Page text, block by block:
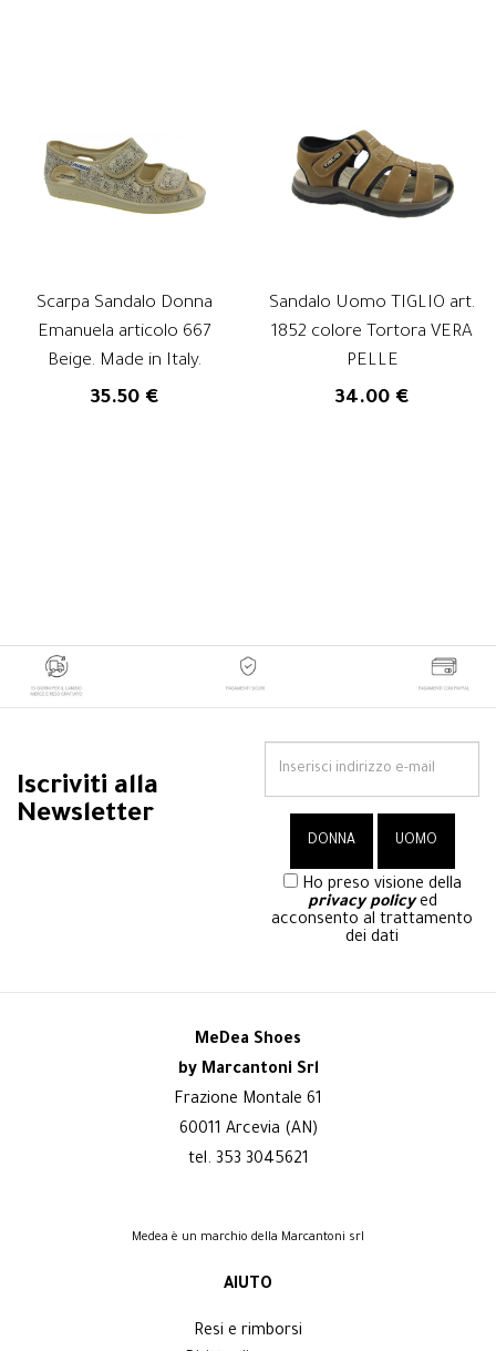
Scarpa Sandalo Donna
Emanuela articolo 667
Beige. Made in Italy.
35.50 €
Sandalo Uomo TIGLIO art.
1852 colore Tortora VERA
PELLE
34.00 €
Iscriviti alla
Newsletter
Ho preso visione della
privacy policyed
acconsento al trattamento
dei dati
MeDea Shoes
by Marcantoni Srl
Frazione Montale 61
60011 Arcevia (AN)
tel. 353 3045621
Medea è un marchio della Marcantoni srl
AIUTO
Resi e rimborsi